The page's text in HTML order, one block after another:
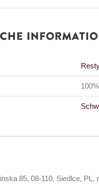
85, 08-110, Siedlce, PL,